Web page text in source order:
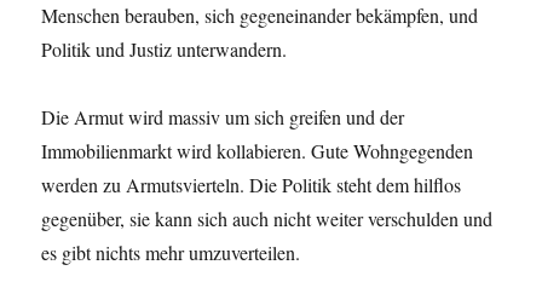
Menschen berauben, sich gegeneinander bekämpfen, und
Politik und Justiz unterwandern.
Die Armut wird massiv um sich greifen und der
Immobilienmarkt wird kollabieren. Gute Wohngegenden
werden zu Armutsvierteln. Die Politik steht dem hilflos
gegenüber, sie kann sich auch nicht weiter verschulden und
es gibt nichts mehr umzuverteilen.